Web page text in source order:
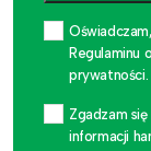
Regulaminu
prywatności.
Zgadzam
informacji